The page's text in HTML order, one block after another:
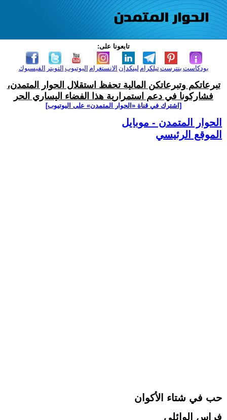
تابعونا على:
الفيسبوك التويتر اليوتيوب الانستغرام لينكدإن تيلكرامبنترست بودكاست
تبرعاتكم وتبرعاتكن المالية تحفظ استقلال الحوار المتمدن،
فشاركونا في دعم استمرارية هذا الفضاء اليساري الحر
[اشترك في قناة ‫«الحوار المتمدن» على اليوتيوب]
الحوار المتمدن - موبايل
الموقع الرئيسي
حب في شتاء الأكوان
فراس الوائلي